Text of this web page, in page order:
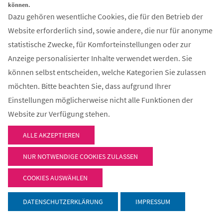
Anfrage per E-Mail, Telefon oder Telefax
Wenn Sie uns per E-Mail, Telefon oder Telefax kontaktieren,
wird Ihre Anfrage inklusive aller daraus hervorgehenden
personenbezogenen Daten (Name, Anfrage) zum Zwecke der
Bearbeitung Ihres Anliegens bei uns gespeichert und
verarbeitet. Diese Daten geben wir nicht ohne Ihre
Einwilligung weiter.
Die Verarbeitung dieser Daten erfolgt auf Grundlage von Art. 6
Abs. 1 lit. b DSGVO, sofern Ihre Anfrage mit der Erfüllung eines
Vertrags zusammenhängt oder zur Durchführung
vorvertraglicher Maßnahmen erforderlich ist. In allen übrigen
Interesse an der effektiven Bearbeitung der an uns gerichteten
Anfragen (Art. 6 Abs. 1 lit. f DSGVO) oder auf Ihrer Einwilligung
können.
Dazu gehören wesentliche Cookies, die für den Betrieb der
Website erforderlich sind, sowie andere, die nur für anonyme
statistische Zwecke, für Komforteinstellungen oder zur
Anzeige personalisierter Inhalte verwendet werden. Sie
können selbst entscheiden, welche Kategorien Sie zulassen
möchten. Bitte beachten Sie, dass aufgrund Ihrer
Einstellungen möglicherweise nicht alle Funktionen der
Website zur Verfügung stehen.
ALLE AKZEPTIEREN
NUR NOTWENDIGE COOKIES ZULASSEN
COOKIES AUSWÄHLEN
DATENSCHUTZERKLÄRUNG IMPRESSUM